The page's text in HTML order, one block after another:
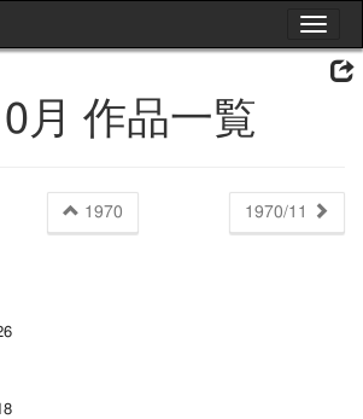
Toggle
月 作品一覧
1970 1970/11